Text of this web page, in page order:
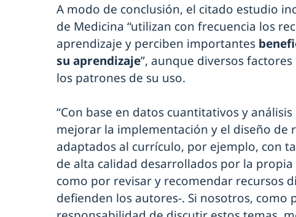
A modo de conclusión, el citado estudio
de Medicina “utilizan con frecuencia los
aprendizaje y perciben importantes
su aprendizaje”, aunque diversos
los patrones de su uso.
“Con base en datos cuantitativos y
mejorar la implementación y el diseño de
adaptados al currículo, por ejemplo, con
de alta calidad desarrollados por la
como por revisar y recomendar recursos
defienden los autores-. Si nosotros, como